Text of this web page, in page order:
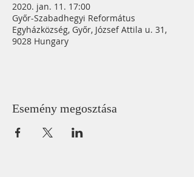
2020. jan. 11. 17:00
Győr-Szabadhegyi Református
Egyházközség, Győr, József Attila u. 31,
9028 Hungary
Esemény megosztása